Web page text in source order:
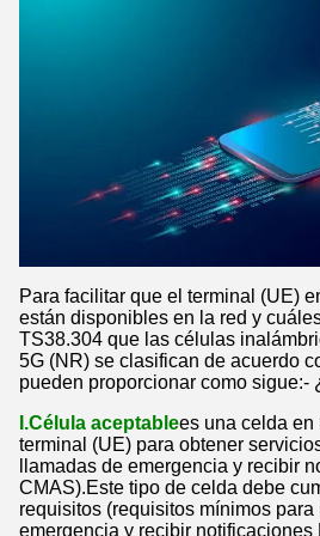
Para facilitar que el terminal (UE)
están disponibles en la red y
TS38.304 que las células
5G (NR) se clasifican de acuerdo
pueden proporcionar como sigue:-
I.Célula aceptablees una celda en
terminal (UE) para obtener
llamadas de emergencia y recibir
CMAS).Este tipo de celda debe
requisitos (requisitos mínimos
emergencia y recibir notificaciones